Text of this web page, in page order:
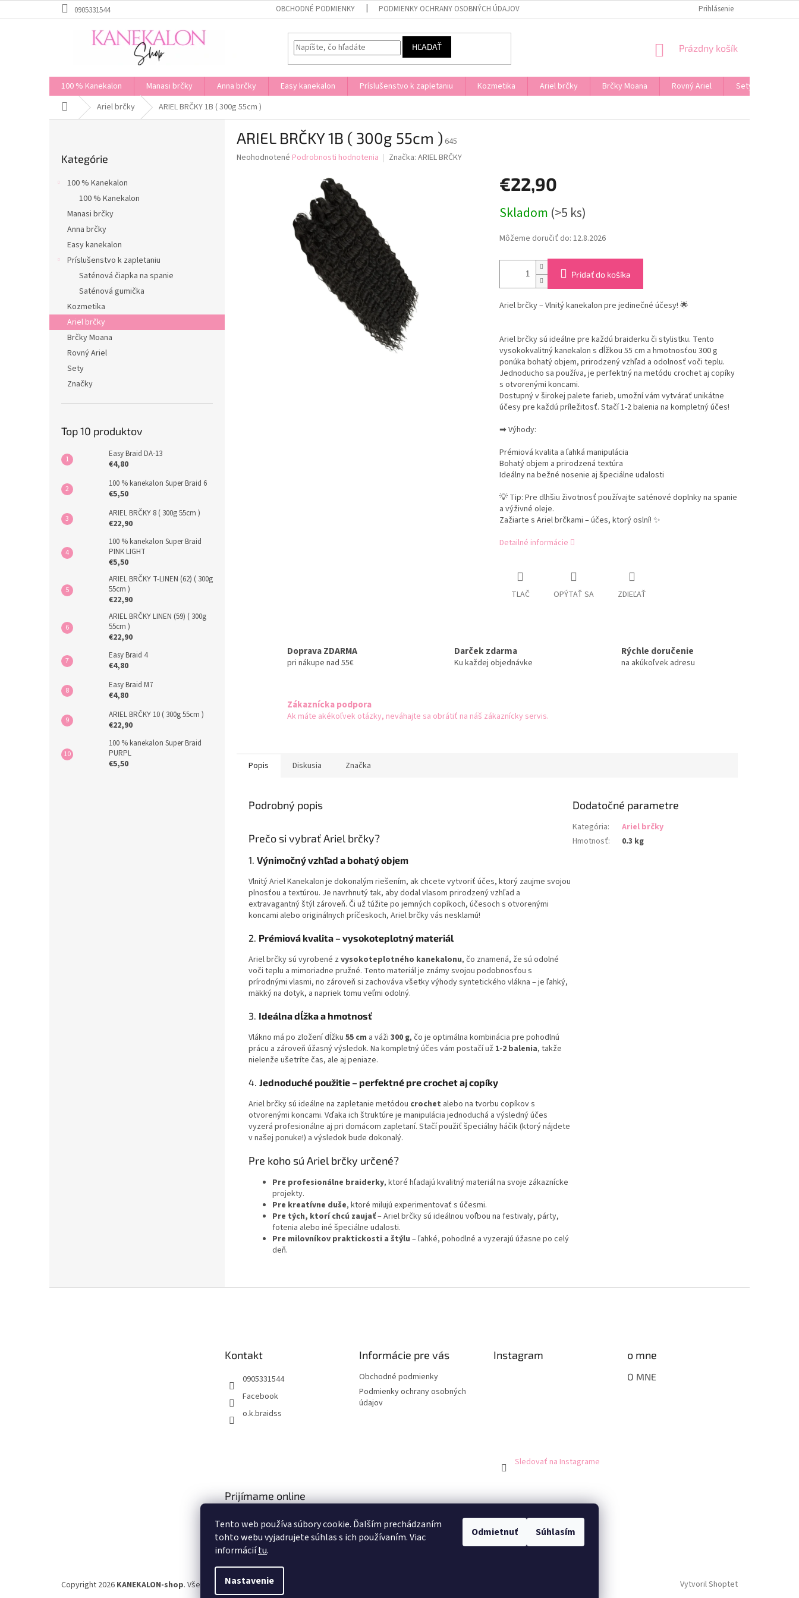
Tento web používa súbory cookie. Ďalším prechádzaním
tohto webu vyjadrujete súhlas s ich používaním. Viac
informáciítu.
Nastavenie
Odmietnuť Súhlasím
na
0905331544 OBCHODNÉ PODMIENKY PODMIENKY OCHRANY OSOBNÝCH ÚDAJOV Prihlásenie
HĽADAŤ
NÁKUPNÝ
Prázdny košík
100 % Kanekalon Manasi brčky Anna brčky Easy kanekalon Príslušenstvo k zapletaniu Kozmetika Ariel brčky Brčky Moana Rovný Ariel Sety
DomovAriel brčky ARIEL BRČKY 1B ( 300g 55cm )
kategórie
Kategórie
100 % Kanekalon
100 % Kanekalon
Manasi brčky
Anna brčky
Easy kanekalon
Príslušenstvo k zapletaniu
Saténová čiapka na spanie
Saténová gumička
Kozmetika
Ariel brčky
Brčky Moana
Rovný Ariel
Sety
Značky
Top 10 produktov
Easy Braid DA-13
€4,80
100 % kanekalon Super Braid 6
€5,50
ARIEL BRČKY 8 ( 300g 55cm )
€22,90
100 % kanekalon Super Braid
PINK LIGHT
€5,50
ARIEL BRČKY T-LINEN (62) ( 300g
55cm )
€22,90
ARIEL BRČKY LINEN (59) ( 300g
55cm )
€22,90
Easy Braid 4
€4,80
Easy Braid M7
€4,80
ARIEL BRČKY 10 ( 300g 55cm )
€22,90
100 % kanekalon Super Braid
PURPL
€5,50
ARIEL BRČKY 1B ( 300g 55cm ) 645
Priemerné
Neohodnotené Podrobnosti hodnotenia Značka: ARIEL BRČKY
€22,90
cena:
Skladom (>5 ks)
Môžeme doručiť do: 12.8.2026
Pridať do košíka
Ariel brčky – Vlnitý kanekalon pre jedinečné účesy! 🌟
Ariel brčky sú ideálne pre každú braiderku či stylistku. Tento
vysokokvalitný kanekalon s dĺžkou 55 cm a hmotnosťou 300 g
ponúka bohatý objem, prirodzený vzhľad a odolnosť voči teplu.
Jednoducho sa používa, je perfektný na metódu crochet aj copíky
s otvorenými koncami.
Dostupný v širokej palete farieb, umožní vám vytvárať unikátne
účesy pre každú príležitosť. Stačí 1-2 balenia na kompletný účes!
➡ Výhody:
Prémiová kvalita a ľahká manipulácia
Bohatý objem a prirodzená textúra
Ideálny na bežné nosenie aj špeciálne udalosti
💡 Tip: Pre dlhšiu životnosť používajte saténové doplnky na spanie
a výživné oleje.
Zažiarte s Ariel brčkami – účes, ktorý oslní! ✨
Detailné informácie
TLAČ OPÝTAŤ SA ZDIEĽAŤ
Doprava ZDARMA
pri nákupe nad 55€
Darček zdarma
Ku každej objednávke
Rýchle doručenie
na akúkoľvek adresu
Zákaznícka podpora
Ak máte akékoľvek otázky, neváhajte sa obrátiť na náš zákaznícky servis.
Popis Diskusia Značka
Podrobný popis
Prečo si vybrať Ariel brčky?
1. Výnimočný vzhľad a bohatý objem
Vlnitý Ariel Kanekalon je dokonalým riešením, ak chcete vytvoriť účes, ktorý zaujme svojou
plnosťou a textúrou. Je navrhnutý tak, aby dodal vlasom prirodzený vzhľad a
extravagantný štýl zároveň. Či už túžite po jemných copíkoch, účesoch s otvorenými
koncami alebo originálnych príčeskoch, Ariel brčky vás nesklamú!
2. Prémiová kvalita – vysokoteplotný materiál
Ariel brčky sú vyrobené z vysokoteplotného kanekalonu, čo znamená, že sú odolné
voči teplu a mimoriadne pružné. Tento materiál je známy svojou podobnosťou s
prírodnými vlasmi, no zároveň si zachováva všetky výhody syntetického vlákna – je ľahký,
mäkký na dotyk, a napriek tomu veľmi odolný.
3. Ideálna dĺžka a hmotnosť
Vlákno má po zložení dĺžku 55 cm a váži 300 g, čo je optimálna kombinácia pre pohodlnú
prácu a zároveň úžasný výsledok. Na kompletný účes vám postačí už 1-2 balenia, takže
nielenže ušetríte čas, ale aj peniaze.
4. Jednoduché použitie – perfektné pre crochet aj copíky
Ariel brčky sú ideálne na zapletanie metódou crochet alebo na tvorbu copíkov s
otvorenými koncami. Vďaka ich štruktúre je manipulácia jednoduchá a výsledný účes
vyzerá profesionálne aj pri domácom zapletaní. Stačí použiť špeciálny háčik (ktorý nájdete
v našej ponuke!) a výsledok bude dokonalý.
Pre koho sú Ariel brčky určené?
Pre profesionálne braiderky, ktoré hľadajú kvalitný materiál na svoje zákaznícke
projekty.
Pre kreatívne duše, ktoré milujú experimentovať s účesmi.
Pre tých, ktorí chcú zaujať– Ariel brčky sú ideálnou voľbou na festivaly, párty,
fotenia alebo iné špeciálne udalosti.
Pre milovníkov praktickosti a štýlu – ľahké, pohodlné a vyzerajú úžasne po celý
deň.
Dodatočné parametre
Kategória:
Ariel brčky
Hmotnosť: 0.3 kg
Kontakt
0905331544
Facebook
o.k.braidss
Informácie pre vás
Obchodné podmienky
Podmienky ochrany osobných
údajov
Instagram
Sledovať na Instagrame
o mne
O MNE
Prijímame online
platby
Vytvoril Shoptet
Copyright 2026 KANEKALON-shop. Všetky práva vyhradené.